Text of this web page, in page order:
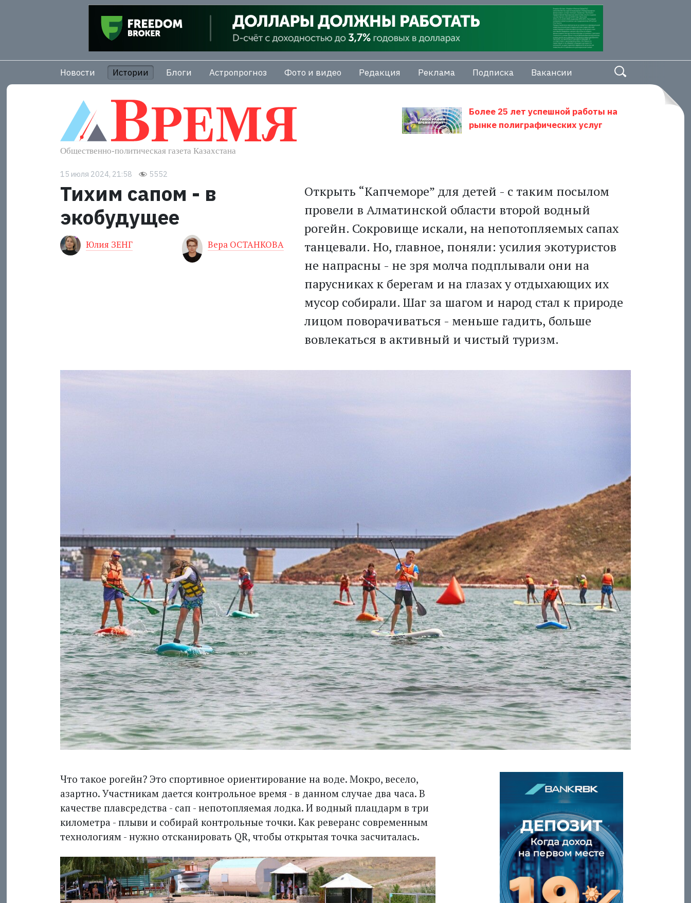
Новости Истории Блоги Астропрогноз Фото и видео Редакция Реклама Подписка Вакансии
Более 25 лет успешной работы на
рынке полиграфических услуг
15 июля 2024, 21:58 5552
Тихим сапом - в
экобудущее
Юлия ЗЕНГ Вера ОСТАНКОВА
Открыть “Капчеморе” для детей - с таким посылом
провели в Алматинской области второй водный
рогейн. Сок­ровище искали, на непотопляемых сапах
танцевали. Но, главное, поняли: усилия экотуристов
не напрасны - не зря молча подплывали они на
парусниках к берегам и на глазах у отдыхающих их
мусор собирали. Шаг за шагом и народ стал к природе
лицом поворачиваться - меньше гадить, больше
вовлекаться в активный и чистый туризм.
Что такое рогейн? Это спортивное ориентирование на воде. Мокро, весело,
азартно. Участникам дается контрольное время - в данном случае два часа. В
качестве плавсредства - сап - непотопляемая лодка. И водный плацдарм в три
километ­ра - плыви и собирай контрольные точки. Как реверанс современным
технологиям - нужно отсканировать QR, чтобы открытая точка засчиталась.